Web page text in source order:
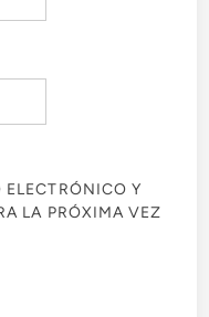
Y
LA PRÓXIMA VEZ